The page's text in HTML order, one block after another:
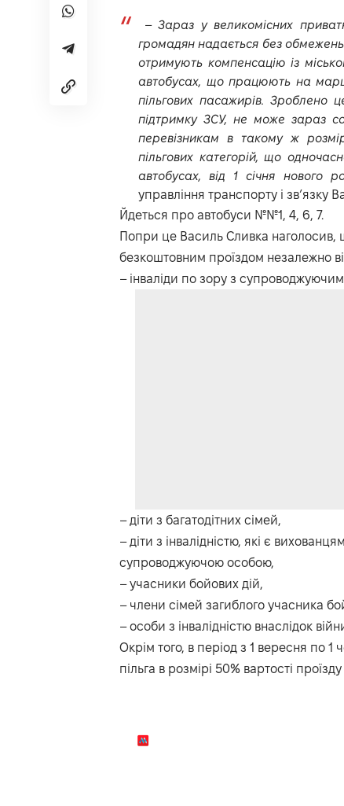
–Зараз у великомісних
громадян надається без обмежень
отримують компенсацію із
автобусах, що працюють на
пільгових пасажирів. Зроблено
підтримку ЗСУ, не може зараз
перевізникам в такому ж
пільгових категорій, що
автобусах, від 1 січня нового
управління транспорту і зв’язку
Йдеться про автобуси №№1, 4, 6, 7.
Попри це Василь Сливка наголосив,
безкоштовним проїздом незалежно
– інваліди по зору з супроводжуючим
– діти з багатодітних сімей,
– діти з інвалідністю, які є
супроводжуючою особою,
– учасники бойових дій,
– члени сімей загиблого учасника
– особи з інвалідністю внаслідок
Окрім того, в період з 1 вересня по 1
пільга в розмірі 50% вартості